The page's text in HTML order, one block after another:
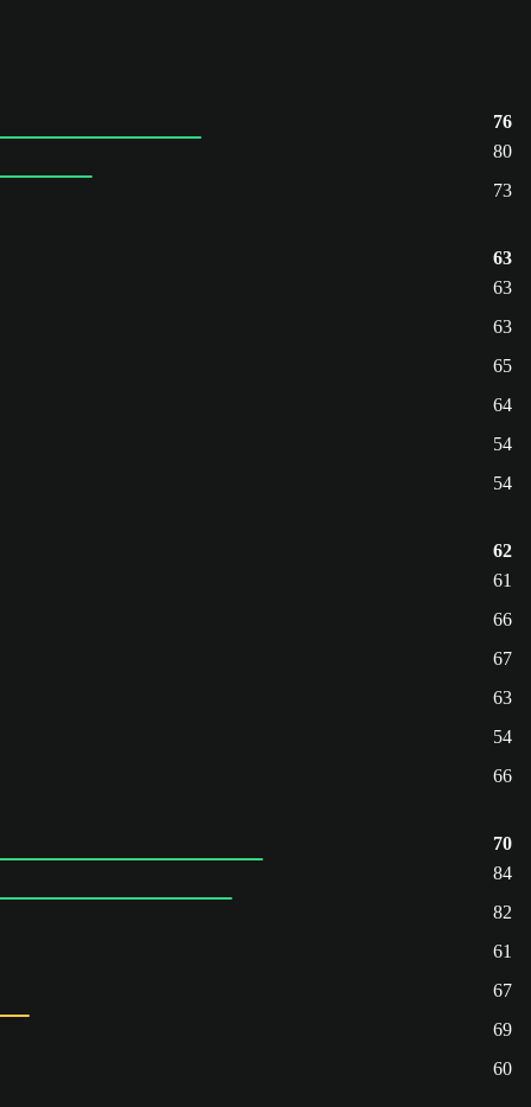
76
80
73
63
63
63
65
64
54
54
62
61
66
67
63
54
66
70
84
82
61
67
69
60